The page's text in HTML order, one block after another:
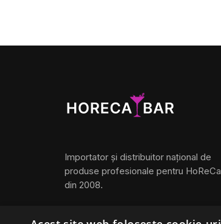
Importator și distribuitor național de
produse profesionale pentru HoReCa,
din 2008.